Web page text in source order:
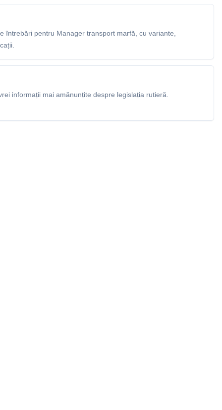
întrebări pentru Manager transport marfă, cu variante,
informații mai amănunțite despre legislația rutieră.